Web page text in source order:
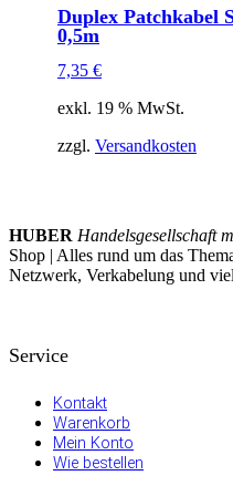
Duplex Patchkabel
0,5m
7,35 €
exkl. 19 % MwSt.
zzgl. Versandkosten
HUBER Handelsgesellschaft
Shop | Alles rund um das
Netzwerk, Verkabelung und
Service
Kontakt
Warenkorb
Mein Konto
Wie bestellen